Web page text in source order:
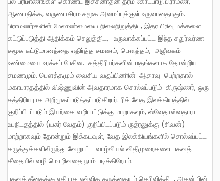
ஆணாதிக்க, வருணாசிரம சமூக அமைப்புக்குள் உருவானதாகும்.
பிராமணர்களின் மேலாண்மையை நிலைநிறுத்திட, இதர பிரிவு மக்களை
கட்டுப்படுத்தி ஆதிக்கம் செலுத்திட, உருவாக்கப்பட்ட இந்த சதுர்வர்ண
சமூக கட்டுமானத்தை எதிர்த்த சமணம், பௌத்தம், அஜீவகம்
உண்மையை உரக்கப் பேசின. சத்திரியர்களின் மதங்களாக தோன்றிய
சமணமும், பௌத்தமும் வைசிய வகுப்பினரின் ஆதரவு பெற்றதால்,
மகாபாரதத்தில் விஷ்ணுவின் அவதாரமாக சொல்லப்படும் கிருஷ்ணர், ஒரு
சத்திரியராக அறிமுகப்படுத்தப்படுகிறார். ரிக் வேத இலக்கியத்தில்
குறிப்பிடப்படும் இயற்கை வழிபாட்டுக்கு மாறாகவும், ஸ்வேதாஸ்வதாரா
உபநிடதத்தில் (யசுர் வேதம்) குறிப்பிடப்படும் ருத்ரனுக்கு (சிவன்)
மாற்றாகவும் தோன்றும் இக்கடவுள், வேத இலக்கியங்களில் சொல்லப்பட்ட
கருத்துக்களிலிருந்து வேறுபட்ட வாழ்வியல் விதிமுறைகளை பகவத்
கீதையில் வழி மொழிவதை நாம் படிக்கிறோம்.
பகவத் கீதைக்கு எதிராக எவ்வித கருத்தையும் தெரிவித்திட, அதன் பின்